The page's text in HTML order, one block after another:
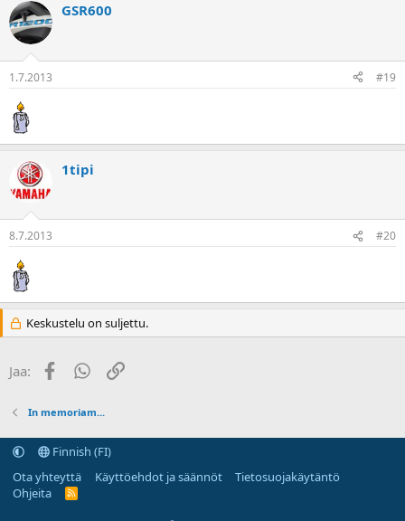
GSR600
1.7.2013 #19
1tipi
8.7.2013 #20
Keskustelu on suljettu.
Jaa: FacebookWhatsApp
Linkki
In memoriam...
Finnish (FI)
Ota yhteyttä
Käyttöehdot ja säännöt
Tietosuojakäytäntö
Ohjeita
R